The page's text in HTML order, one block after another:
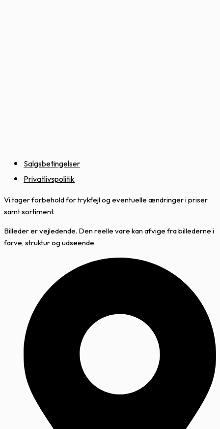
Salgsbetingelser
Privatlivspolitik
Vi tager forbehold for trykfejl og eventuelle ændringer i priser
samt sortiment.
Billeder er vejledende. Den reelle vare kan afvige fra billederne i
farve, struktur og udseende.